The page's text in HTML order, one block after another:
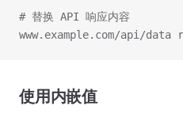
# 替换 API 响应内容
www.example.com/api/
使用内嵌值